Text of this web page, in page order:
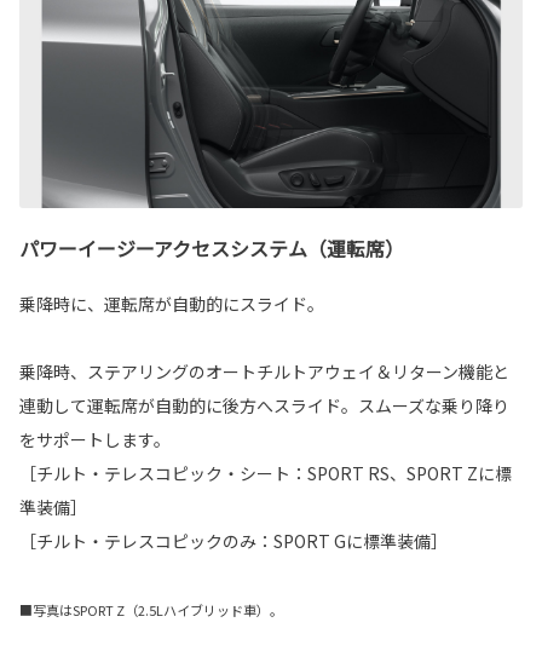
パワーイージーアクセスシステム（運転席）
乗降時に、運転席が自動的にスライド。
乗降時、ステアリングのオートチルトアウェイ＆リターン機能と
連動して運転席が自動的に後方へスライド。スムーズな乗り降り
をサポートします。
［チルト・テレスコピック・シート：SPORT RS、SPORT Zに標
準装備］
［チルト・テレスコピックのみ：SPORT Gに標準装備］
■写真はSPORT Z（2.5Lハイブリッド車）。